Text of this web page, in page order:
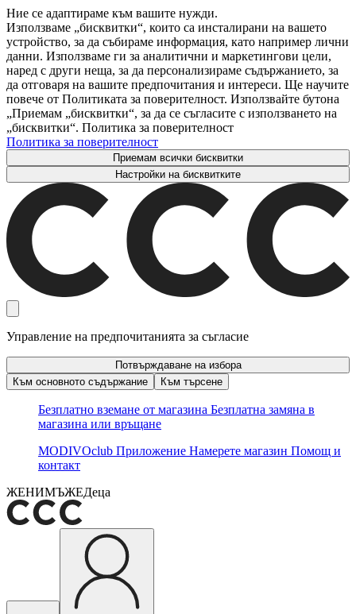
Ние се адаптираме към вашите нужди.
Използваме „бисквитки“, които са инсталирани на вашето
устройство, за да събираме информация, като например лични
данни. Използваме ги за аналитични и маркетингови цели,
наред с други неща, за да персонализираме съдържанието, за
да отговаря на вашите предпочитания и интереси. Ще научите
повече от Политиката за поверителност. Използвайте бутона
„Приемам „бисквитки“, за да се съгласите с използването на
„бисквитки“. Политика за поверителност
Политика за поверителност
Приемам всички бисквитки
Настройки на бисквитките
Управление на предпочитанията за съгласие
Потвърждаване на избора
Към основното съдържание
Към търсене
Безплатно вземане от магазина Безплатна замяна в
магазина или връщане
MODIVOclub Приложение Намерете магазин Помощ и
контакт
ЖЕНИМЪЖЕДеца